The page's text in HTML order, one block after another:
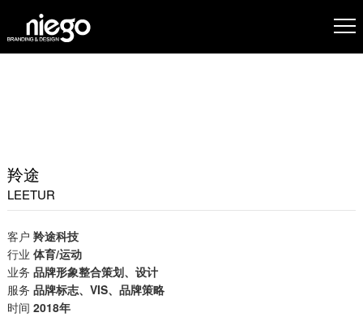
羚途
LEETUR
客户 羚途科技
行业 体育/运动
业务 品牌形象整合策划、设计
服务 品牌标志、VIS、品牌策略
时间 2018年